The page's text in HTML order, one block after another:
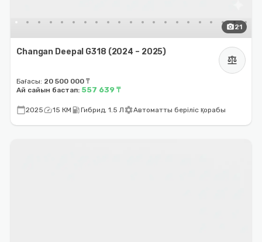
photo_camera21
Changan Deepal G318 (2024 – 2025)
balance
Бағасы: 20 500 000 ₸
Ай сайын бастап: 557 639 ₸
calendar_today2025speed15 КМ local_gas_stationГибрид, 1.5 ЛsettingsАвтоматты беріліс қорабы